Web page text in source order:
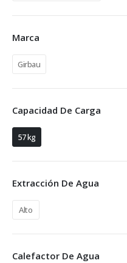
Marca
Girbau
Capacidad De Carga
57 kg
Extracción De Agua
Alto
Calefactor De Agua